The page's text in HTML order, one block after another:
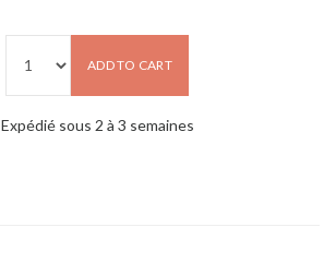
ADD TO CART
Expédié sous 2 à 3 semaines